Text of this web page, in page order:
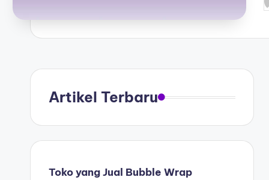
Artikel Terbaru
Toko yang Jual Bubble Wrap